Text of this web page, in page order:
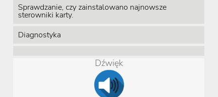
Sprawdzanie, czy zainstalowano najnowsze
sterowniki karty.
Diagnostyka
Dźwięk